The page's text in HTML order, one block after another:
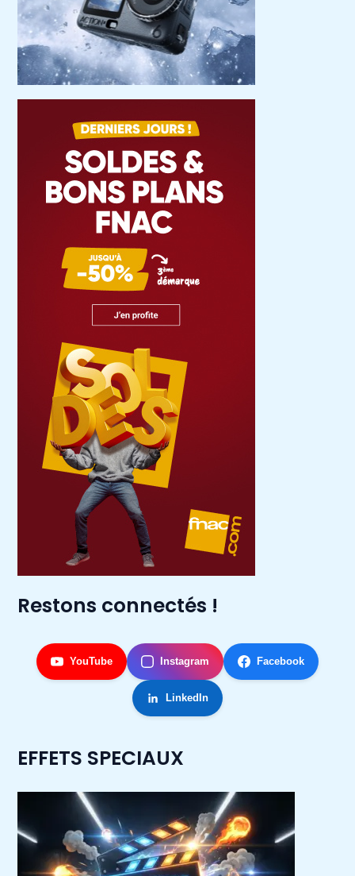
Restons connectés !
YouTube Instagram Facebook
LinkedIn
EFFETS SPECIAUX